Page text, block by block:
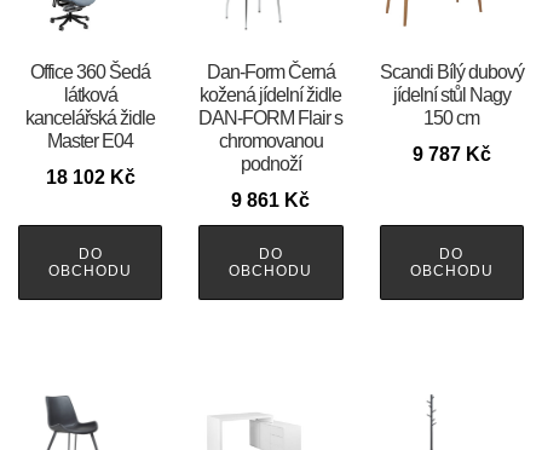
Office 360 Šedá
látková
kancelářská židle
Master E04
18 102 Kč
DO
OBCHODU
​​​​​Dan-Form Černá
kožená jídelní židle
DAN-FORM Flair s
chromovanou
podnoží
9 861 Kč
DO
OBCHODU
Scandi Bílý dubový
jídelní stůl Nagy
150 cm
9 787 Kč
DO
OBCHODU